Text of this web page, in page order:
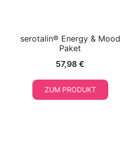
serotalin® Energy & Mood
Paket
57,98 €
ZUM PRODUKT